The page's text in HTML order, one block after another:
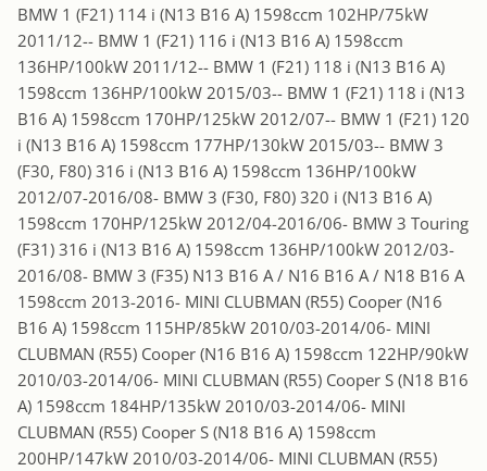
BMW 1 (F21) 114 i (N13 B16 A) 1598ccm 102HP/75kW
2011/12-- BMW 1 (F21) 116 i (N13 B16 A) 1598ccm
136HP/100kW 2011/12-- BMW 1 (F21) 118 i (N13 B16 A)
1598ccm 136HP/100kW 2015/03-- BMW 1 (F21) 118 i (N13
B16 A) 1598ccm 170HP/125kW 2012/07-- BMW 1 (F21) 120
i (N13 B16 A) 1598ccm 177HP/130kW 2015/03-- BMW 3
(F30, F80) 316 i (N13 B16 A) 1598ccm 136HP/100kW
2012/07-2016/08- BMW 3 (F30, F80) 320 i (N13 B16 A)
1598ccm 170HP/125kW 2012/04-2016/06- BMW 3 Touring
(F31) 316 i (N13 B16 A) 1598ccm 136HP/100kW 2012/03-
2016/08- BMW 3 (F35) N13 B16 A / N16 B16 A / N18 B16 A
1598ccm 2013-2016- MINI CLUBMAN (R55) Cooper (N16
B16 A) 1598ccm 115HP/85kW 2010/03-2014/06- MINI
CLUBMAN (R55) Cooper (N16 B16 A) 1598ccm 122HP/90kW
2010/03-2014/06- MINI CLUBMAN (R55) Cooper S (N18 B16
A) 1598ccm 184HP/135kW 2010/03-2014/06- MINI
CLUBMAN (R55) Cooper S (N18 B16 A) 1598ccm
200HP/147kW 2010/03-2014/06- MINI CLUBMAN (R55)